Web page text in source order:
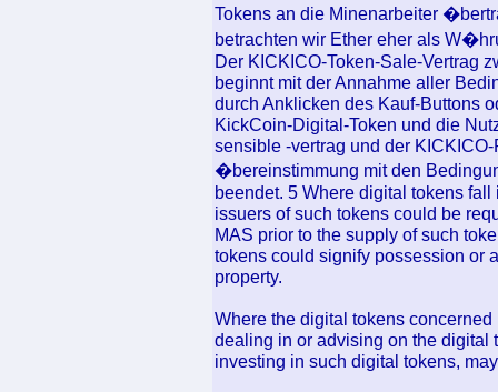
Tokens an die Minenarbeiter
betrachten wir Ether eher als
Der KICKICO-Token-Sale-Vertrag
beginnt mit der Annahme aller
durch Anklicken des Kauf-Buttons
KickCoin-Digital-Token und die
sensible -vertrag und der
�bereinstimmung mit den
beendet. 5 Where digital tokens
issuers of such tokens could be
MAS prior to the supply of such
tokens could signify possession or
property.
Where the digital tokens
dealing in or advising on the digital
investing in such digital tokens,